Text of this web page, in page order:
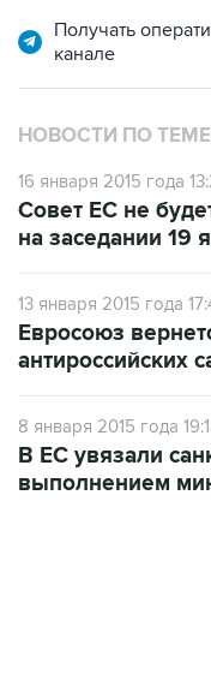
Получать
канале
НОВОСТИ ПО ТЕМЕ
16 января 2015 года
Совет ЕС не
на заседании 19
13 января 2015 года
Евросоюз
антироссийских
8 января 2015 года
В ЕС увязали
выполнением